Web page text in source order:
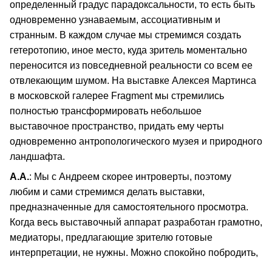
определенный градус парадоксальности, то есть быть
одновременно узнаваемым, ассоциативным и
странным. В каждом случае мы стремимся создать
гетеротопию, иное место, куда зритель моментально
переносится из повседневной реальности со всем ее
отвлекающим шумом. На выставке Алексея Мартинса
в московской галерее Fragment мы стремились
полностью трансформировать небольшое
выставочное пространство, придать ему черты
одновременно антропологического музея и природного
ландшафта.
А.А.: Мы с Андреем скорее интроверты, поэтому
любим и сами стремимся делать выставки,
предназначенные для самостоятельного просмотра.
Когда весь выставочный аппарат разработан грамотно,
медиаторы, предлагающие зрителю готовые
интерпретации, не нужны. Можно спокойно побродить,